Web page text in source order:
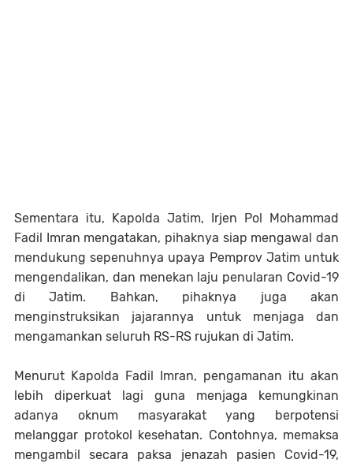
Sementara itu, Kapolda Jatim, Irjen Pol Mohammad
Fadil Imran mengatakan, pihaknya siap mengawal dan
mendukung sepenuhnya upaya Pemprov Jatim untuk
mengendalikan, dan menekan laju penularan Covid-19
di Jatim. Bahkan, pihaknya juga akan
menginstruksikan jajarannya untuk menjaga dan
mengamankan seluruh RS-RS rujukan di Jatim.
Menurut Kapolda Fadil Imran, pengamanan itu akan
lebih diperkuat lagi guna menjaga kemungkinan
adanya oknum masyarakat yang berpotensi
melanggar protokol kesehatan. Contohnya, memaksa
mengambil secara paksa jenazah pasien Covid-19,